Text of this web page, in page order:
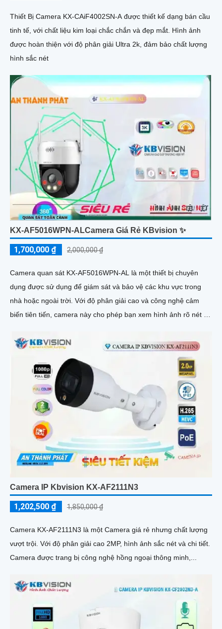
Thiết Bị Camera KX-CAiF4002SN-A được thiết kế dạng bán cầu
tinh tế, với chất liệu kim loại chắc chắn và đẹp mắt. Hình ảnh
được hoàn thiện với độ phân giải Ultra 2k, đảm bảo chất lượng
hình sắc nét
KX-AF5016WPN-ALCamera Giá Rẻ KBvision ✨
1,700,000 ₫ 2,000,000 ₫
Camera quan sát KX-AF5016WPN-AL là một thiết bị chuyên
dụng được sử dụng để giám sát và bảo vệ các khu vực trong
nhà hoặc ngoài trời. Với độ phân giải cao và công nghệ cảm
biến tiên tiến, camera này cho phép bạn xem hình ảnh rõ nét và
Camera IP Kbvision KX-AF2111N3
1,202,500 ₫ 1,850,000 ₫
Camera KX-AF2111N3 là một Camera giá rẻ nhưng chất lượng
vượt trội. Với độ phân giải cao 2MP, hình ảnh sắc nét và chi tiết.
Camera được trang bị công nghệ hồng ngoại thông minh,...